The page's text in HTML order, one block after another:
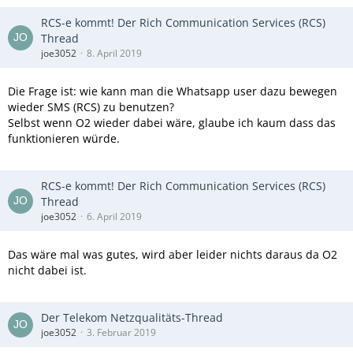
RCS-e kommt! Der Rich Communication Services (RCS)
Thread
joe3052 8. April 2019
Die Frage ist: wie kann man die Whatsapp user dazu bewegen
wieder SMS (RCS) zu benutzen?
Selbst wenn O2 wieder dabei wäre, glaube ich kaum dass das
funktionieren würde.
RCS-e kommt! Der Rich Communication Services (RCS)
Thread
joe3052 6. April 2019
Das wäre mal was gutes, wird aber leider nichts daraus da O2
nicht dabei ist.
Der Telekom Netzqualitäts-Thread
joe3052 3. Februar 2019